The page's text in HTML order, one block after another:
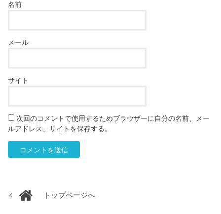
名前
メール
サイト
次回のコメントで使用するためブラウザーに自分の名前、メー
ルアドレス、サイトを保存する。
トップページへ